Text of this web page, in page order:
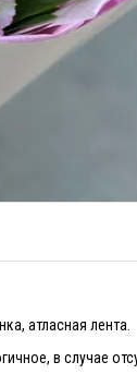
атласная лента.
в случае